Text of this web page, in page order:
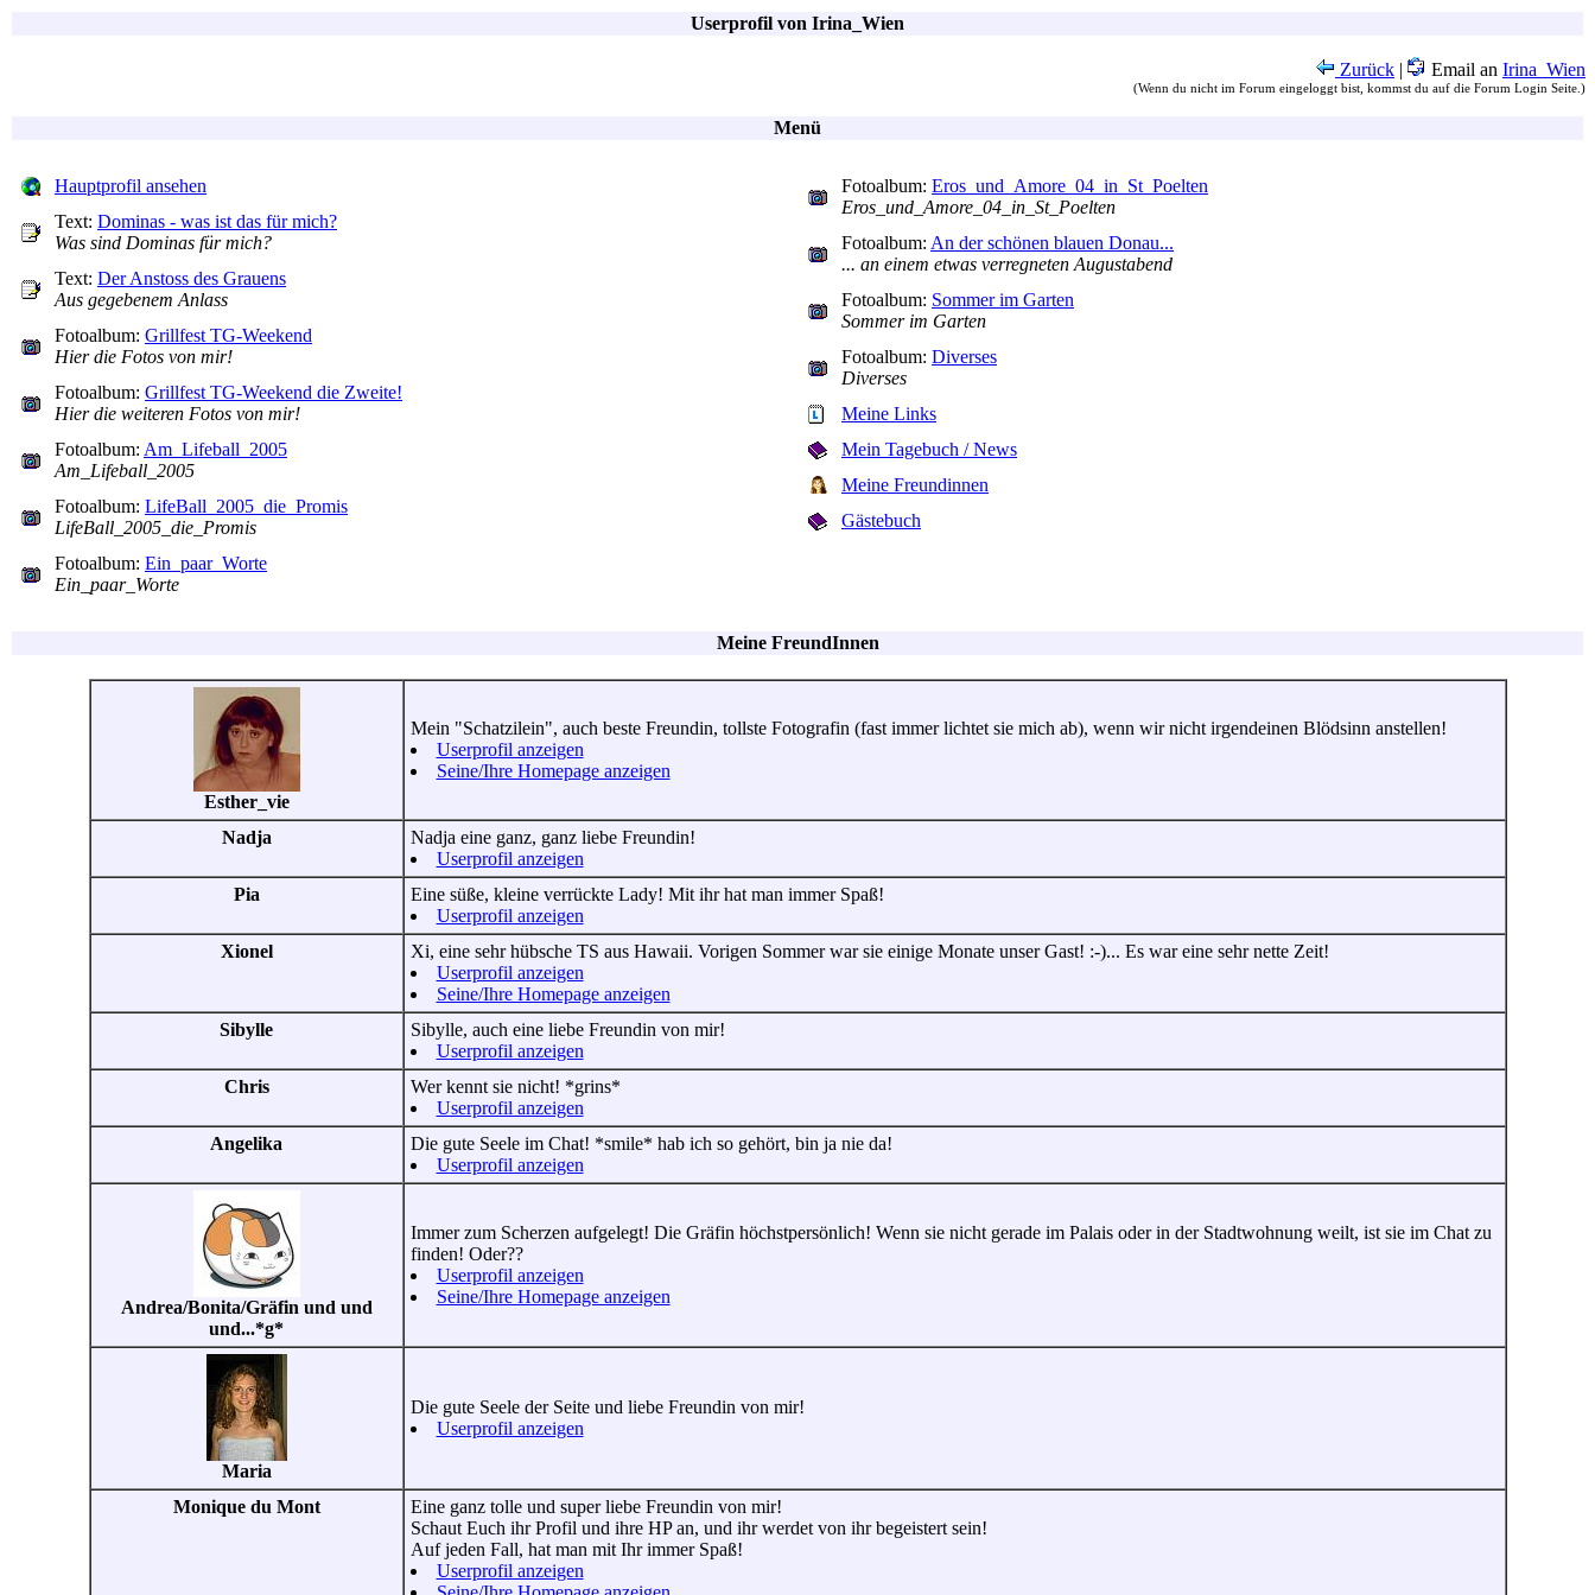
Userprofil von Irina_Wien
Zurück | Email an Irina_Wien
(Wenn du nicht im Forum eingeloggt bist, kommst du auf die Forum Login Seite.)
Menü
Hauptprofil ansehen
Text: Dominas - was ist das für mich?
Was sind Dominas für mich?
Text: Der Anstoss des Grauens
Aus gegebenem Anlass
Fotoalbum: Grillfest TG-Weekend
Hier die Fotos von mir!
Fotoalbum: Grillfest TG-Weekend die Zweite!
Hier die weiteren Fotos von mir!
Fotoalbum: Am_Lifeball_2005
Am_Lifeball_2005
Fotoalbum: LifeBall_2005_die_Promis
LifeBall_2005_die_Promis
Fotoalbum: Ein_paar_Worte
Ein_paar_Worte
Fotoalbum: Eros_und_Amore_04_in_St_Poelten
Eros_und_Amore_04_in_St_Poelten
Fotoalbum: An der schönen blauen Donau...
... an einem etwas verregneten Augustabend
Fotoalbum: Sommer im Garten
Sommer im Garten
Fotoalbum: Diverses
Diverses
Meine Links
Mein Tagebuch / News
Meine Freundinnen
Gästebuch
Meine FreundInnen
Esther_vie
Mein "Schatzilein", auch beste Freundin, tollste Fotografin (fast immer lichtet sie mich ab), wenn wir nicht irgendeinen Blödsinn anstellen!
Userprofil anzeigen
Seine/Ihre Homepage anzeigen
Nadja
Nadja eine ganz, ganz liebe Freundin!
Userprofil anzeigen
Pia
Eine süße, kleine verrückte Lady! Mit ihr hat man immer Spaß!
Userprofil anzeigen
Xionel
Xi, eine sehr hübsche TS aus Hawaii. Vorigen Sommer war sie einige Monate unser Gast! :-)... Es war eine sehr nette Zeit!
Userprofil anzeigen
Seine/Ihre Homepage anzeigen
Sibylle
Sibylle, auch eine liebe Freundin von mir!
Userprofil anzeigen
Chris
Wer kennt sie nicht! *grins*
Userprofil anzeigen
Angelika
Die gute Seele im Chat! *smile* hab ich so gehört, bin ja nie da!
Userprofil anzeigen
Andrea/Bonita/Gräfin und und
und...*g*
Immer zum Scherzen aufgelegt! Die Gräfin höchstpersönlich! Wenn sie nicht gerade im Palais oder in der Stadtwohnung weilt, ist sie im Chat zu
finden! Oder??
Userprofil anzeigen
Seine/Ihre Homepage anzeigen
Maria
Die gute Seele der Seite und liebe Freundin von mir!
Userprofil anzeigen
Monique du Mont
Eine ganz tolle und super liebe Freundin von mir!
Schaut Euch ihr Profil und ihre HP an, und ihr werdet von ihr begeistert sein!
Auf jeden Fall, hat man mit Ihr immer Spaß!
Userprofil anzeigen